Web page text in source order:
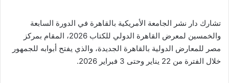
تشارك دار نشر الجامعة الأمريكية بالقاهرة في الدورة السابعة
والخمسين لمعرض القاهرة الدولي للكتاب 2026، المقام بمركز
مصر للمعارض الدولية بالقاهرة الجديدة، والذي يفتح أبوابه للجمهور
خلال الفترة من 22 يناير وحتى 3 فبراير 2026.